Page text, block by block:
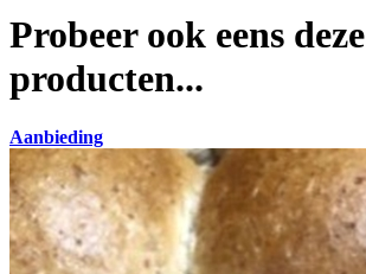
Probeer ook eens deze
producten...
Aanbieding